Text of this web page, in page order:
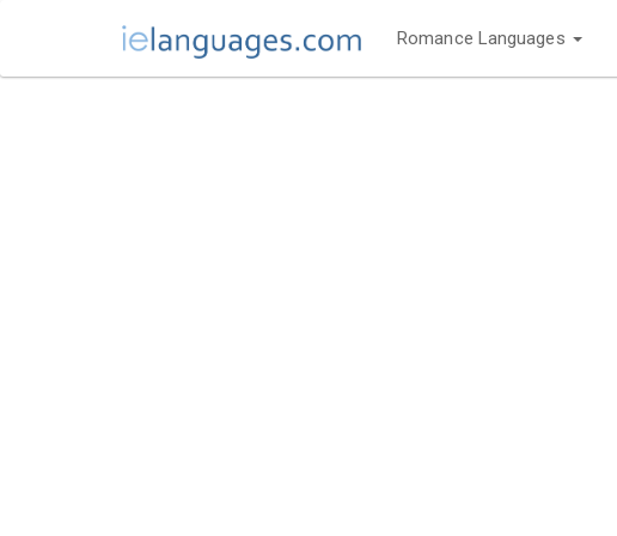
Romance Languages